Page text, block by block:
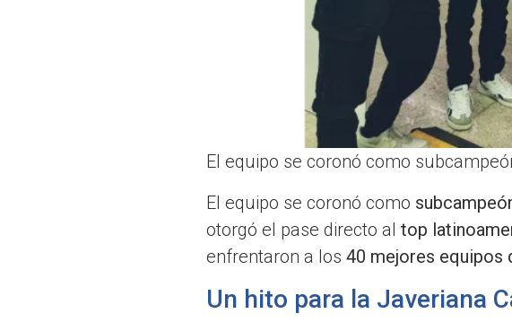
El equipo se coronó como
El equipo se coronó como
otorgó el pase directo al top
enfrentaron a los 40 mejores equipos
Un hito para la Javeriana